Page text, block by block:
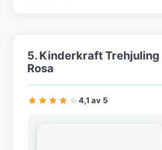
5. Kinderkraft Trehjuling
Rosa
4,1 av 5